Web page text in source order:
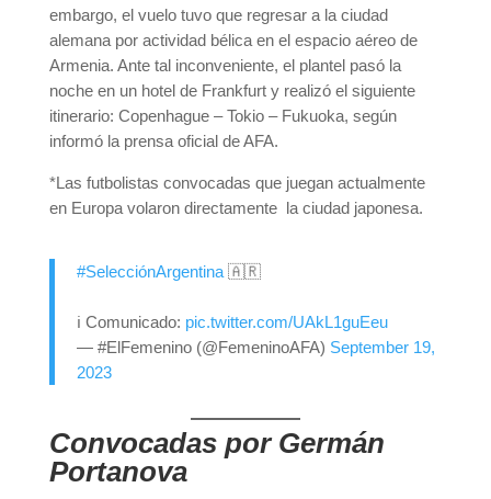
embargo, el vuelo tuvo que regresar a la ciudad
alemana por actividad bélica en el espacio aéreo de
Armenia. Ante tal inconveniente, el plantel pasó la
noche en un hotel de Frankfurt y realizó el siguiente
itinerario: Copenhague – Tokio – Fukuoka, según
informó la prensa oficial de AFA.
*Las futbolistas convocadas que juegan actualmente
en Europa volaron directamente la ciudad japonesa.
#SelecciónArgentina🇦🇷
ℹ️ Comunicado: pic.twitter.com/UAkL1guEeu
— #ElFemenino (@FemeninoAFA) September 19,
2023
Convocadas por Germán
Portanova